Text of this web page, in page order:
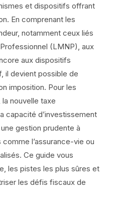
et dispositifs offrant
En comprenant les
notamment ceux liés
(LMNP), aux
aux dispositifs
il devient possible de
imposition. Pour les
nouvelle taxe
capacité d’investissement
gestion prudente à
l’assurance-vie ou
Ce guide vous
les pistes les plus sûres et
les défis fiscaux de